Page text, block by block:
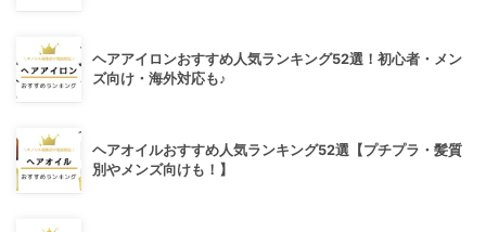
ヘアアイロンおすすめ人気ランキング52選！初心者・メン
ズ向け・海外対応も♪
ヘアオイルおすすめ人気ランキング52選【プチプラ・髪質
別やメンズ向けも！】